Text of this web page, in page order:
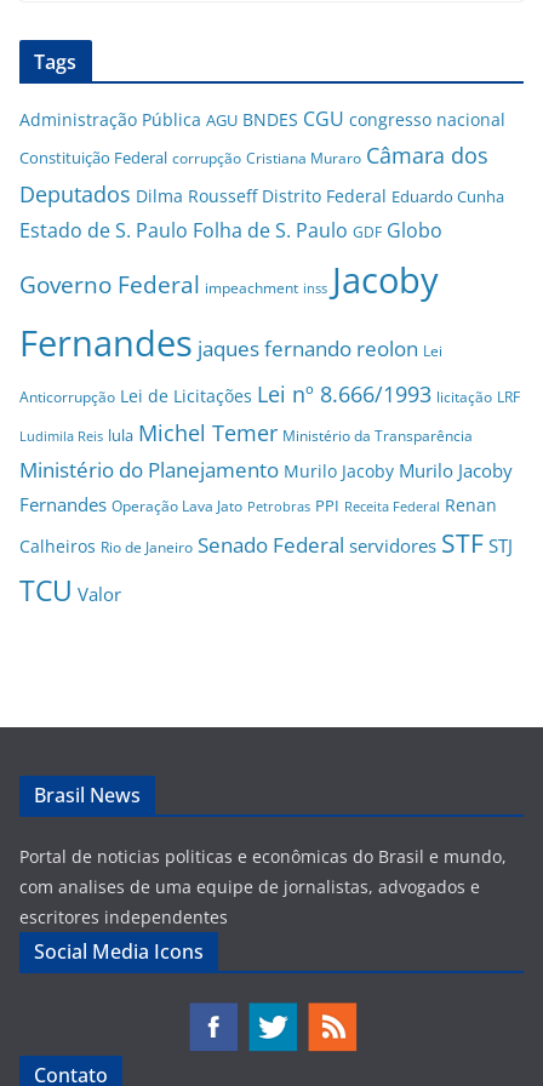
Tags
Administração Pública AGU BNDES CGU congresso nacional
Constituição Federal corrupção Cristiana Muraro Câmara dos
Deputados Dilma Rousseff Distrito Federal Eduardo Cunha
Estado de S. Paulo Folha de S. Paulo GDF Globo
Governo Federal impeachment inss Jacoby
Fernandes jaques fernando reolon Lei
Anticorrupção Lei de Licitações Lei nº 8.666/1993 licitação LRF
Ludimila Reis lula Michel Temer Ministério da Transparência
Ministério do Planejamento Murilo Jacoby Murilo Jacoby
Fernandes Operação Lava Jato Petrobras PPI Receita Federal Renan
Calheiros Rio de Janeiro Senado Federal servidores STF STJ
TCU Valor
Brasil News
Portal de noticias politicas e econômicas do Brasil e mundo,
com analises de uma equipe de jornalistas, advogados e
escritores independentes
Social Media Icons
Contato